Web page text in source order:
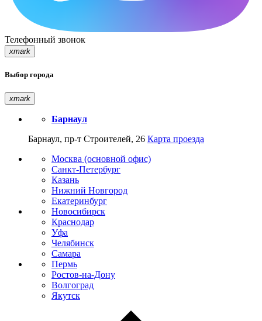
Телефонный звонок
xmark
Выбор города
xmark
Барнаул
Барнаул, пр-т Строителей, 26 Карта проезда
Москва (основной офис)
Санкт-Петербург
Казань
Нижний Новгород
Екатеринбург
Новосибирск
Краснодар
Уфа
Челябинск
Самара
Пермь
Ростов-на-Дону
Волгоград
Якутск